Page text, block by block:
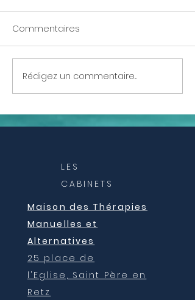
Ateliers mensuels de
Guérisons Systémiques
- Constellations
familiales - Chemin de
Commentaires
Rédigez un commentaire...
LES
CABINETS
Maison des Thérapies
Manuelles et
Alternatives
25 place de
l'Eglise, Saint Père en
Retz